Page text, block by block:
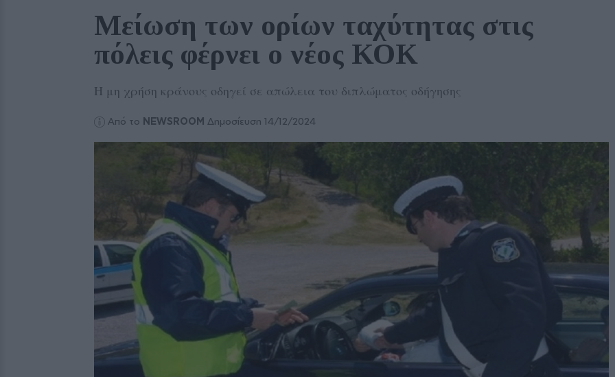
Μείωση των ορίων ταχύτητας στις
πόλεις φέρνει ο νέος ΚΟΚ
Η μη χρήση κράνους οδηγεί σε απώλεια του διπλώματος οδήγησης
Από το NEWSROOM Δημοσίευση 14/12/2024